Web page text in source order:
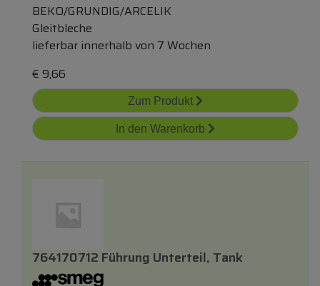
BEKO/GRUNDIG/ARCELIK
Gleitbleche
lieferbar innerhalb von 7 Wochen
€ 9,66
Zum Produkt
In den Warenkorb
764170712 Führung Unterteil, Tank